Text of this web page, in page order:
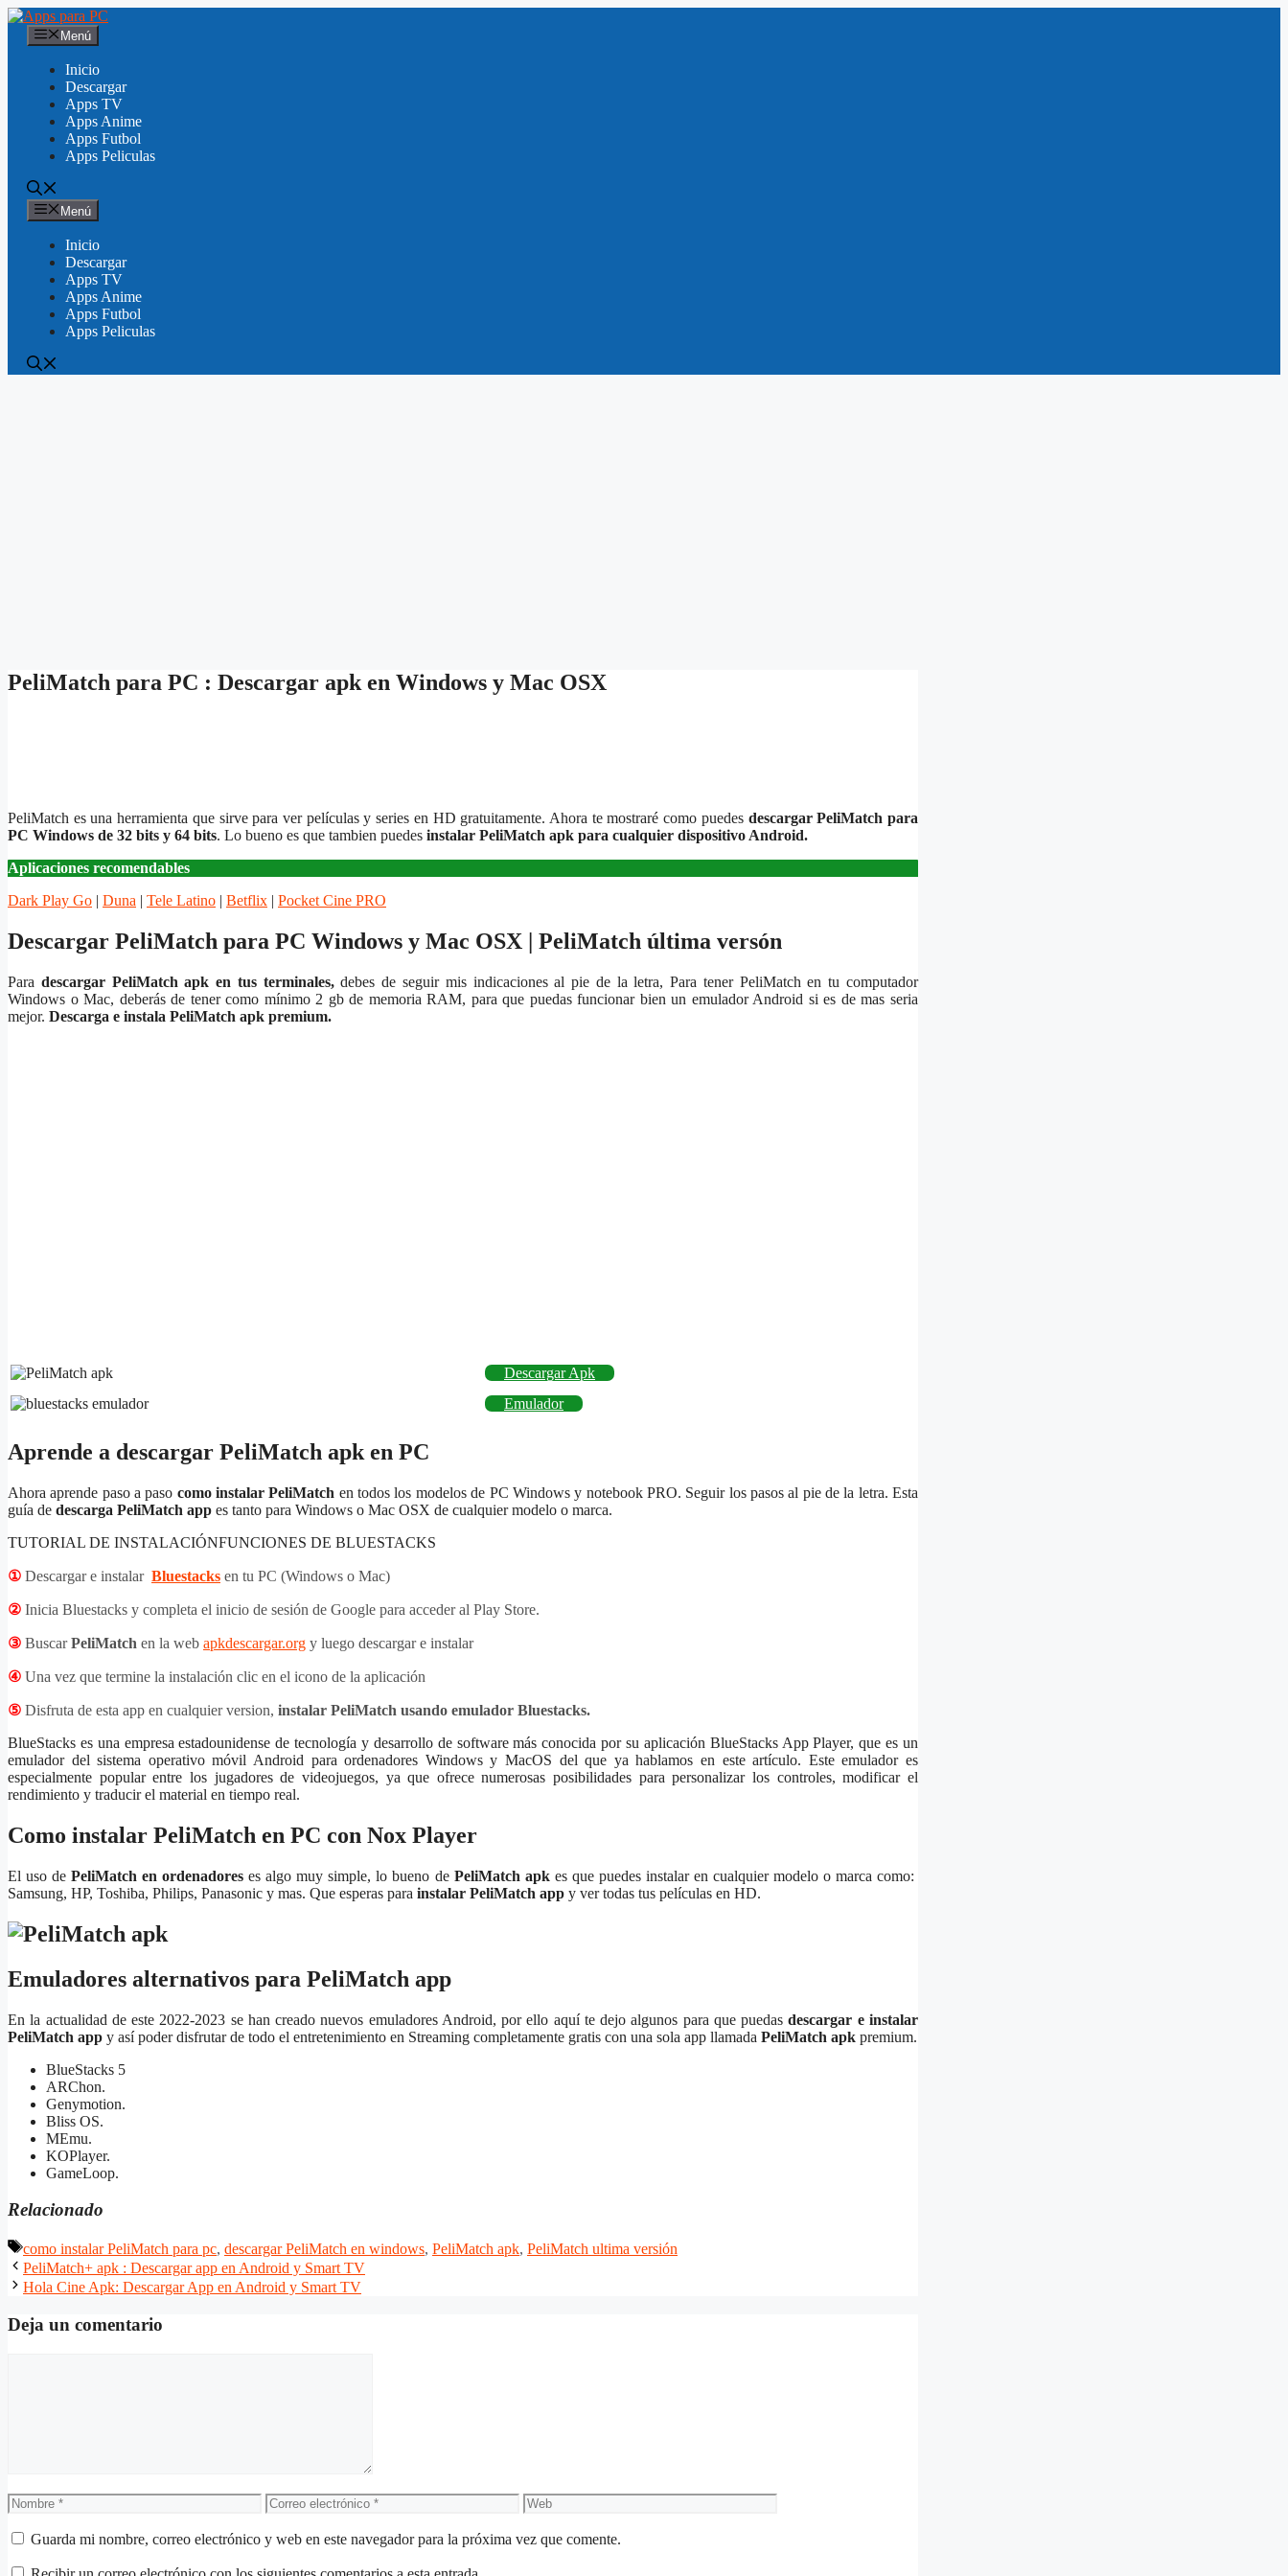
Saltar
contenido
Menú
Inicio
Descargar
Apps TV
Apps Anime
Apps Futbol
Apps Peliculas
Menú
Inicio
Descargar
Apps TV
Apps Anime
Apps Futbol
Apps Peliculas
PeliMatch para PC : Descargar apk en Windows y Mac OSX
PeliMatch es una herramienta que sirve para ver películas y series en HD gratuitamente. Ahora te mostraré como puedes descargar PeliMatch para
PC Windows de 32 bits y 64 bits. Lo bueno es que tambien puedes instalar PeliMatch apk para cualquier dispositivo Android.
Aplicaciones recomendables
Dark Play Go
Duna Tele Latino Betflix Pocket Cine PRO
Descargar PeliMatch para PC Windows y Mac OSX | PeliMatch última versón
Para descargar PeliMatch apk en tus terminales,debes de seguir mis indicaciones al pie de la letra, Para tener PeliMatch en tu computador
Windows o Mac, deberás de tener como mínimo 2 gb de memoria RAM, para que puedas funcionar bien un emulador Android si es de mas seria
mejor. Descarga e instala PeliMatch apk premium.
Descargar Apk
Emulador
Aprende a descargar PeliMatch apk en PC
Ahora aprende paso a paso como instalar PeliMatch en todos los modelos de PC Windows y notebook PRO. Seguir los pasos al pie de la letra. Esta
guía de descarga PeliMatch app es tanto para Windows o Mac OSX de cualquier modelo o marca.
TUTORIAL DE INSTALACIÓNFUNCIONES DE BLUESTACKS
① Descargar e instalar Bluestacks en tu PC (Windows o Mac)
② Inicia Bluestacks y completa el inicio de sesión de Google para acceder al Play Store.
③ BuscarPeliMatch en la web apkdescargar.org y luego descargar e instalar
④ Una vez que termine la instalación clic en el icono de la aplicación
⑤ Disfruta de esta app en cualquier version, instalar PeliMatch usando emulador Bluestacks.
BlueStacks es una empresa estadounidense de tecnología y desarrollo de software más conocida por su aplicación BlueStacks App Player, que es un
emulador del sistema operativo móvil Android para ordenadores Windows y MacOS del que ya hablamos en este artículo. Este emulador es
especialmente popular entre los jugadores de videojuegos, ya que ofrece numerosas posibilidades para personalizar los controles, modificar el
rendimiento y traducir el material en tiempo real.
Como instalar PeliMatch en PC con Nox Player
El uso de PeliMatch en ordenadores es algo muy simple, lo bueno dePeliMatch apk es que puedes instalar en cualquier modelo o marca como:
Samsung, HP, Toshiba, Philips, Panasonic y mas. Que esperas para instalar PeliMatch app y ver todas tus películas en HD.
Emuladores alternativos para PeliMatch app
En la actualidad de este 2022-2023 se han creado nuevos emuladores Android, por ello aquí te dejo algunos para que puedasdescargar e instalar
PeliMatch app y así poder disfrutar de todo el entretenimiento en Streaming completamente gratis con una sola app llamada PeliMatch apk premium.
BlueStacks 5
ARChon.
Genymotion.
Bliss OS.
MEmu.
KOPlayer.
GameLoop.
Relacionado
Etiquetas
como instalar PeliMatch para pc, descargar PeliMatch en windows, PeliMatch apk, PeliMatch ultima versión
PeliMatch+ apk : Descargar app en Android y Smart TV
Hola Cine Apk: Descargar App en Android y Smart TV
Deja un comentario
Nombre
Correo
electrónico
Web
Guarda mi nombre, correo electrónico y web en este navegador para la próxima vez que comente.